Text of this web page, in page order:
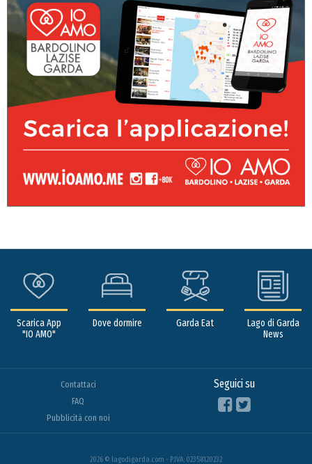
Scarica App
"IO AMO"
Dove dormire Garda Eat
Lago di Garda
News
Contattaci
FAQ
Pubblicità con noi
Seguici su
2026 © lagodigarda.com - P.IVA: 02358120232